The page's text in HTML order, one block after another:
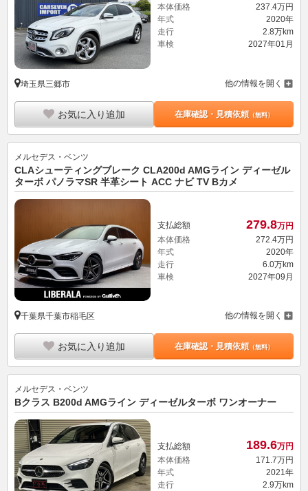
本体価格
237.4万円
年式
2020年
走行
2.8万km
車検
2027年01月
埼玉県三郷市 他の情報を開く
お気に入り追加 在庫確認・見積依頼（無料）
メルセデス・ベンツ
CLAシューティングブレーク CLA200d AMGライン ディーゼル
ターボ パノラマSR 半革シート ACC ナビ TV Bカメ
支払総額 279.8万円
本体価格
272. 4万円
年式
2020年
走行
6.0万km
車検
2027年09月
千葉県千葉市稲毛区 他の情報を開く
お気に入り追加 在庫確認・見積依頼（無料）
メルセデス・ベンツ
Bクラス B200d AMGライン ディーゼルターボ ワンオーナー
支払総額 189.6万円
本体価格
171.7万円
年式
2021年
走行
2.9万km